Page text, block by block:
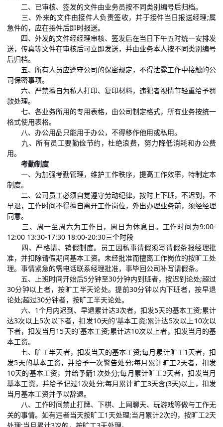
二、已审核、签发的文件由业务员按不同类别编号后归档。
三、外来的文件由接件人负责签收，并于接件当日报送经理;属
急件的，应在接件后即时报送。
四、外发的文件经经理审核、签发后在当日下午五时统一安排发
送，传真等文件在审核后可立即发送，并由业务本人按不同类别编号
后归档。
五、所有人员应遵守公司的保密规定，不得泄露工作中接触的公
司保密事项。
六、严禁擅自为私人打印、复印材料，违犯者视情节轻重给予罚
款处理。
七、各业务所用的专用表格，由公司制定格式，所有业务按统一
格式使用表格。
八、办公用品只能用于办公，不得移作他用或私用。
九、所有员工要勤俭节约，杜绝浪费，努力降低消耗和办公费
用。
考勤制度
一、为加强考勤管理，维护工作秩序，提高工作效率，特制定本
制度。
二、公司员工必须自觉遵守劳动纪律，按时上下班，不迟到，不
早退，工作时间不得擅自离开工作岗位，外出办理业务前，须经经理
同意。
三、周一至周六为工作日，周日为休息日。工作时间为9:00-
12:00 13:30-17:30 18:00-20:30三个时段
四、严格请、销假制度。员工因私事请假须写请假条报经理批
准，并扣除请假期间基本工资。未经批准而擅离工作岗位的按旷工处
理。事情紧急的需电话联系经理批准，事毕回公司补写请假条。
五、上班时间开始后5分钟至30分钟内到班者，按迟到论处;超过
30分钟以上者，按旷工半天论处。提前30分钟以内下班者，按早退
论处;超过30分钟者，按旷工半天论处。
六、1个月内迟到、早退累计达3次者，扣发5天的基本工资;累计
达3次以上5次以下者，扣发10天的'基本工资;累计达5次以上10次以
下者，扣发当月15天的`基本工资;累计达10次以上者，扣发当月的基
本工资。
七、旷工半天者，扣发当天的基本工资;每月累计旷工1天者，扣
发5天的基本工资，并给予一次警告处分;每月累计旷工2天者，扣发
10天的基本工资，并给予箭1次处分;每月累计旷工3天者，扣发当月
基本工资，并给予记过1次处分;每月累计旷工3天含(3天)以上，扣发
当月基本工资并予以辞退。
八、工作时间禁止打牌、下棋、上网聊天、玩游戏等做与工作无
关的事情。如有违者当天按旷工1天处理;当月累计2次的，按旷工2天